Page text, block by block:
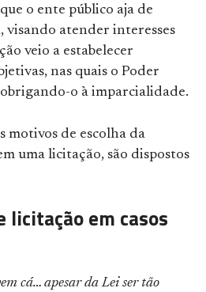
o ente público aja de
visando atender interesses
veio a estabelecer
nas quais o Poder
o à imparcialidade.
motivos de escolha da
uma licitação, são dispostos
licitação em casos
cá… apesar da Lei ser tão